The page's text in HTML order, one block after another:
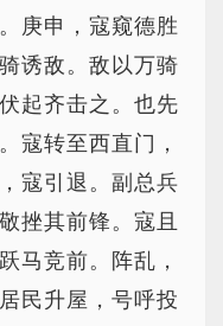
庚申，寇窥德胜
诱敌。敌以万骑
起齐击之。也先
寇转至西直门，
寇引退。副总兵
挫其前锋。寇且
马竞前。阵乱，
民升屋，号呼投